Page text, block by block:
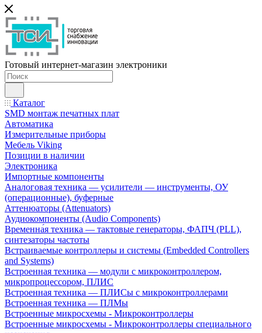
Готовый интернет-магазин электроники
Каталог
SMD монтаж печатных плат
Автоматика
Измерительные приборы
Мебель Viking
Позиции в наличии
Электроника
Импортные компоненты
Аналоговая техника — усилители — инструменты, ОУ
(операционные), буферные
Аттенюаторы (Attenuators)
Аудиокомпоненты (Audio Components)
Временна́я техника — тактовые генераторы, ФАПЧ (PLL),
синтезаторы частоты
Встраиваемые контроллеры и системы (Embedded Controllers
and Systems)
Встроенная техника — модули с микроконтроллером,
микропроцессором, ПЛИС
Встроенная техника — ПЛИСы с микроконтроллерами
Встроенная техника — ПЛМы
Встроенные микросхемы - Микроконтроллеры
Встроенные микросхемы - Микроконтроллеры специального